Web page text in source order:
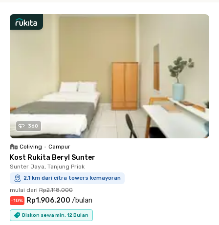
360
Coliving • Campur
Kost Rukita Beryl Sunter
Sunter Jaya, Tanjung Priok
2.1 km dari citra towers kemayoran
mulai dari Rp2.118.000
-10% Rp1.906.200 /bulan
Diskon sewa min. 12 Bulan